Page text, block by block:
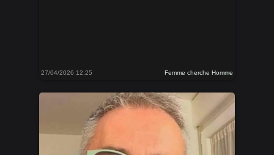
27/04/2026 12:25 Femme cherche Homme